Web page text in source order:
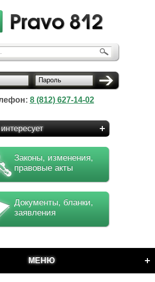
Пароль
8 (812) 627-14-02
Законы, изменения,
правовые акты
Документы, бланки,
заявления
МЕНЮ